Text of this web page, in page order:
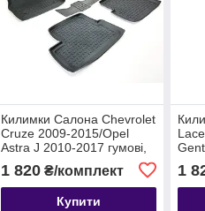
Килимки Салона Chevrolet
Cruze 2009-2015/Opel
Astra J 2010-2017 гумові,
1 820₴/комплект
Купити
1